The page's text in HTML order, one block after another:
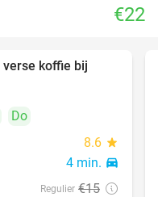
€22
verse koffie bij
Do
8.6 star
4 min. directions_car
Regulier €15